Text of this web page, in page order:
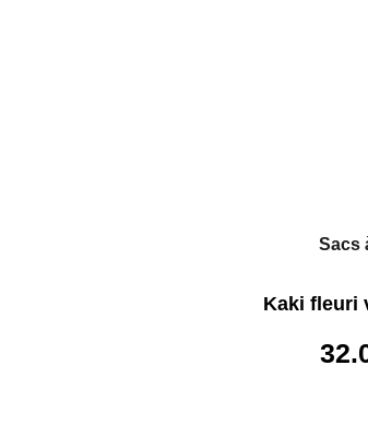
Sacs
Kaki fleuri